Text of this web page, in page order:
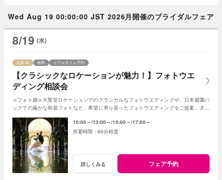
Wed Aug 19 00:00:00 JST 2026月開催のブライダルフェア
8/19 (水)
【クラシックなロケーションが魅力！】フォトウエ
ディング相談会
残席 無料 リアルタイム予約
≪フォト婚≫大聖堂ロケーションでのクラシカルなフォトウエディングや、日本庭園バ
ックでの厳かな和装フォトなど、希望に寄り添ったフォトウエディングをご提案。大聖
10:00～ 13:00～ 15:00～ 17:00～
60分程度
詳しくみる フェア予約